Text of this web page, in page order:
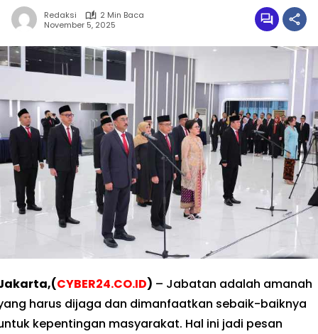
Redaksi
2 Min Baca
November 5, 2025
CYBER24.CO.ID) – Jabatan adalah amanah
harus dijaga dan dimanfaatkan sebaik-baiknya
kepentingan masyarakat. Hal ini jadi pesan